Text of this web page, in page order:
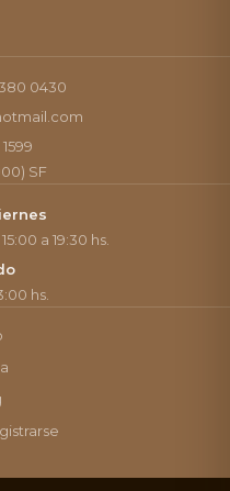
380 0430
SF
a 19:30 hs.
hs.